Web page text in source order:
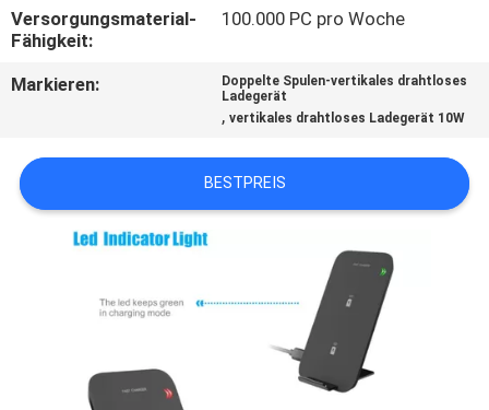
IN
VERBINDUNG
FÄLLE
POLICY
Versorgungsmaterial-
Fähigkeit:
100.000 PC pro Woche
Markieren:
Doppelte Spulen-vertikales drahtloses
Ladegerät
,vertikales drahtloses Ladegerät 10W
BESTPREIS